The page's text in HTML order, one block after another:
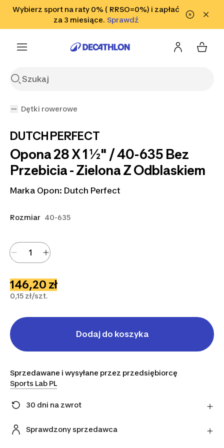
Przejdź do wyszukiwania Przejdź do treści
Przejdź
Wybierz sport na raty 0% ( RRSO=0%) i zapłać
za 3 miesiące. SprawdźSprawdź
Sprawdź
Dętki rowerowe
DUTCH PERFECT
Opona 28 X 1 ½" / 40-635 Bez
Przebicia - Zielona Z Odblaskiem
Marka Opon: Dutch Perfect
Rozmiar 40-635
146,20 zł
0,15 zł/szt.
Dodaj do koszyka
Sprzedawane i wysyłane przez przedsiębiorcę
Sports Lab PL
30 dni na zwrot
bezpośrednio do sprzedawcy w ciągu 30 dni,
Sprawdzony sprzedawca